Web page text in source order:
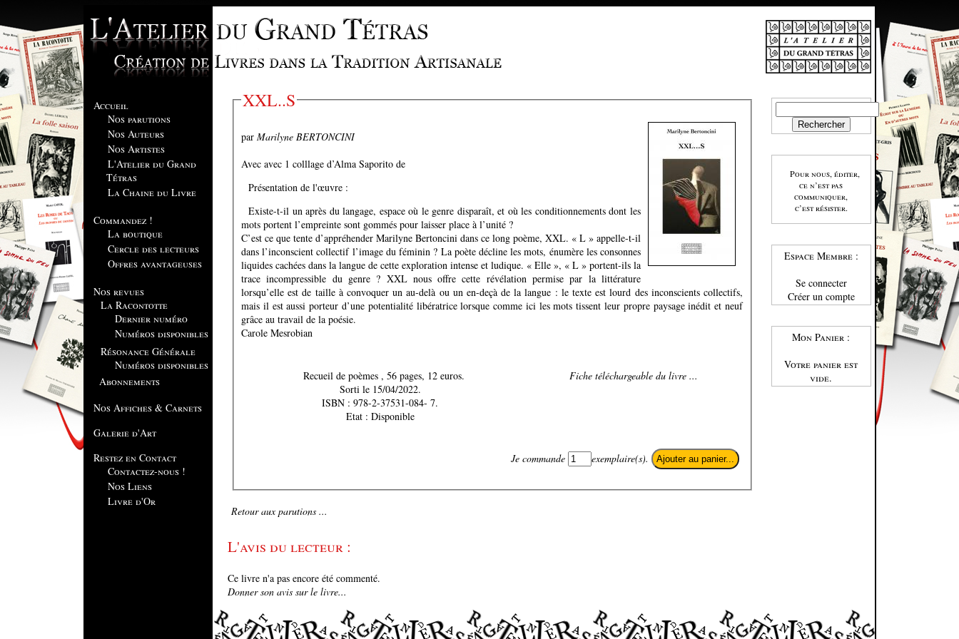
Accueil
Nos parutions
Nos Auteurs
Nos Artistes
L'Atelier du Grand
Tétras
La Chaine du Livre
Commandez !
La boutique
Cercle des lecteurs
Offres avantageuses
Nos revues
La Racontotte
Dernier numéro
Numéros disponibles
Résonance Générale
Numéros disponibles
Abonnements
Nos Affiches & Carnets
Galerie d'Art
Restez en Contact
Contactez-nous !
Nos Liens
Livre d'Or
Pour nous, éditer,
ce n’est pas
communiquer,
c’est résister.
Espace Membre :
Se connecter
Créer un compte
Mon Panier :
Votre panier est
vide.
XXL..S
par Marilyne BERTONCINI
Avec avec 1 colllage d’Alma Saporito de
Présentation de l'œuvre :
Existe-t-il un après du langage, espace où le genre disparaît, et où les conditionnements dont les
mots portent l’empreinte sont gommés pour laisser place à l’unité ?
C’est ce que tente d’appréhender Marilyne Bertoncini dans ce long poème, XXL. « L » appelle-t-il
dans l’inconscient collectif l’image du féminin ? La poète décline les mots, énumère les consonnes
liquides cachées dans la langue de cette exploration intense et ludique. « Elle », « L » portent-ils la
trace incompressible du genre ? XXL nous offre cette révélation permise par la littérature
lorsqu’elle est de taille à convoquer un au-delà ou un en-deçà de la langue : le texte est lourd des inconscients collectifs,
mais il est aussi porteur d’une potentialité libératrice lorsque comme ici les mots tissent leur propre paysage inédit et neuf
grâce au travail de la poésie.
Carole Mesrobian
Recueil de poèmes , 56 pages, 12 euros.
Sorti le 15/04/2022.
ISBN : 978-2-37531-084- 7.
Etat : Disponible
Fiche téléchargeable du livre ...
Je commande exemplaire(s).
Retour aux parutions ...
L'avis du lecteur :
Ce livre n'a pas encore été commenté.
Donner son avis sur le livre...